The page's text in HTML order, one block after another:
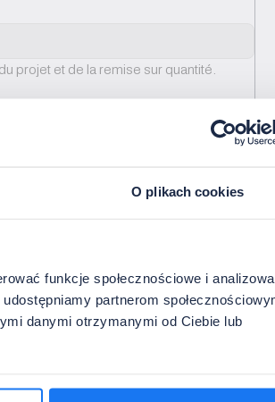
O plikach cookies
funkcje społecznościowe i
partnerom
danymi otrzymanymi od Ciebie lub
projet et de la remise sur quantité.